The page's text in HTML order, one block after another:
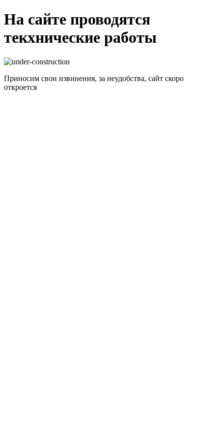
На сайте проводятся
текхнические работы
Приносим свои извинения, за неудобства, сайт скоро
откроется